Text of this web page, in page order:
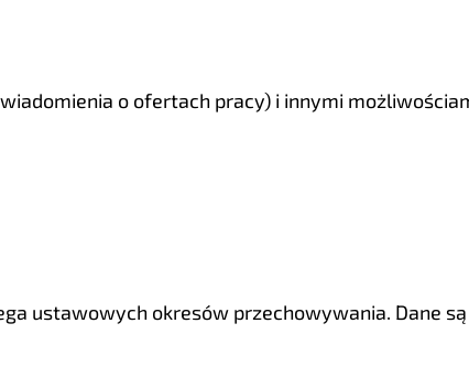
o ofertach pracy) i innymi
ustawowych okresów przechowywania. Dane